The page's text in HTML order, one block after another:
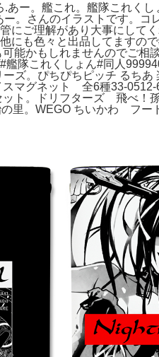
あー。艦これ。艦隊これくし
。さんのイラストです。コ
にご理解があり大事にして
にも色々と出品してますの
能かもしれませんのでご相
隊これくしょん#同人
ズ。ぴちぴちピッチ るちあ
マグネット 全6種33-0512-
ット。ドリフターズ 飛べ
里。WEGO ちいかわ フー